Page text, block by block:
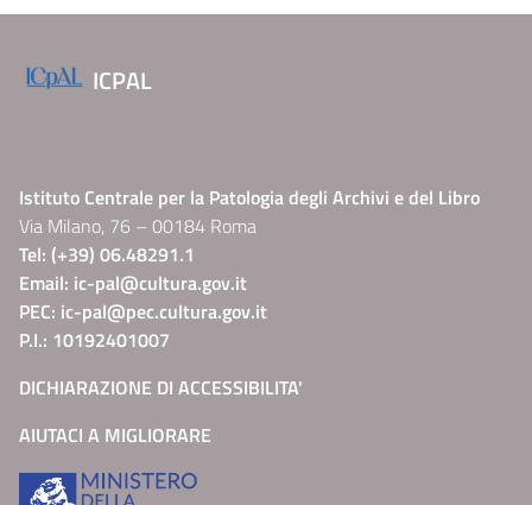
ICPAL
Istituto Centrale per la Patologia degli Archivi e del Libro
Via Milano, 76 – 00184 Roma
Tel: (+39) 06.48291.1
Email: ic-pal@cultura.gov.it
PEC: ic-pal@pec.cultura.gov.it
P.I.: 10192401007
DICHIARAZIONE DI ACCESSIBILITA'
AIUTACI A MIGLIORARE